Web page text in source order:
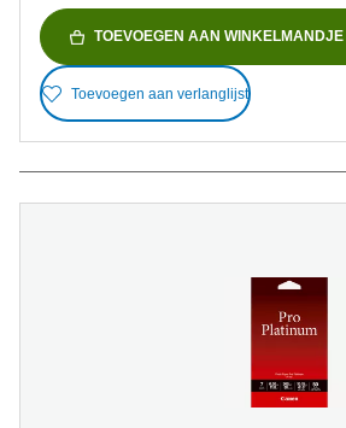
TOEVOEGEN AAN WINKELMANDJE
Toevoegen aan verlanglijst